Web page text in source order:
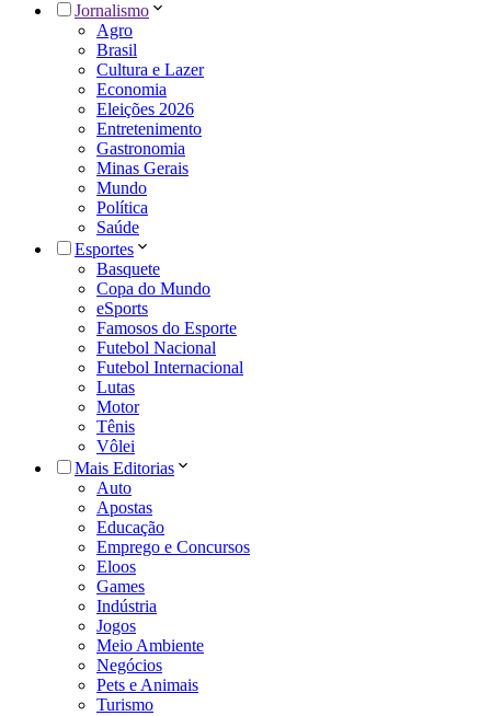
Jornalismo
Agro
Brasil
Cultura e Lazer
Economia
Eleições 2026
Entretenimento
Gastronomia
Minas Gerais
Mundo
Política
Saúde
Esportes
Basquete
Copa do Mundo
eSports
Famosos do Esporte
Futebol Nacional
Futebol Internacional
Lutas
Motor
Tênis
Vôlei
Mais Editorias
Auto
Apostas
Educação
Emprego e Concursos
Eloos
Games
Indústria
Jogos
Meio Ambiente
Negócios
Pets e Animais
Turismo